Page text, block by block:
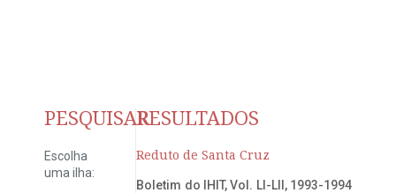
PESQUISAR
Escolha
uma ilha:
RESULTADOS
Reduto de Santa Cruz
Boletim do IHIT, Vol. LI-LII, 1993-1994